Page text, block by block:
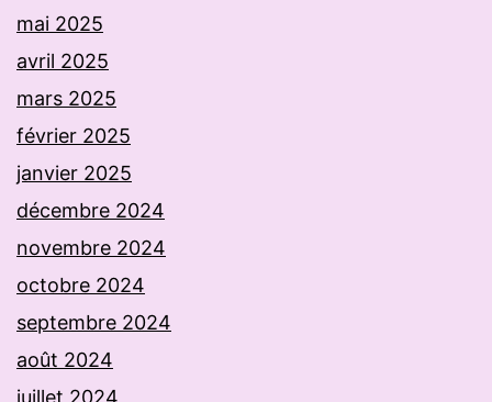
mai 2025
avril 2025
mars 2025
février 2025
janvier 2025
décembre 2024
novembre 2024
octobre 2024
septembre 2024
août 2024